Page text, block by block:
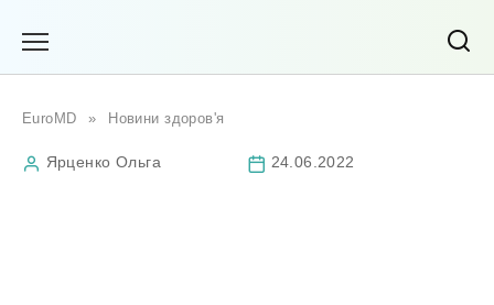
EuroMD » Новини здоров'я
Ярценко Ольга 24.06.2022